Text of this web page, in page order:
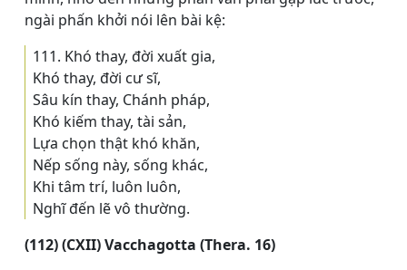
ngài phấn khởi nói lên bài kệ:
111. Khó thay, đời xuất gia,
Khó thay, đời cư sĩ,
Sâu kín thay, Chánh pháp,
Khó kiếm thay, tài sản,
Lựa chọn thật khó khăn,
Nếp sống này, sống khác,
Khi tâm trí, luôn luôn,
Nghĩ đến lẽ vô thường.
(112) (CXII) Vacchagotta (Thera. 16)